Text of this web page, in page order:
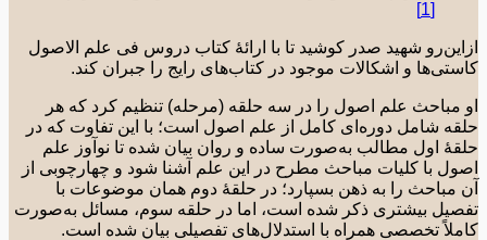
شهید صدر کوشید تا با ارائۀ کتاب دروس فی علم الاصول
و اشکالات موجود در کتاب‌های رایج را جبران کند.
مباحث علم اصول را در سه حلقه (مرحله) تنظیم کرد که هر
شامل دوره‌ای کامل از علم اصول است؛ با این تفاوت که در
اول مطالب به‌صورت ساده و روان بیان شده تا نوآوز علم
با کلیات مباحث مطرح در این علم آشنا شود و چهارچوبی از
مباحث را به ذهن بسپارد؛ در حلقۀ دوم همان موضوعات با
بیشتری ذکر شده است، اما در حلقه سوم، مسائل به‌صورت
تخصصی همراه با استدلال‌های تفصیلی بیان شده است.